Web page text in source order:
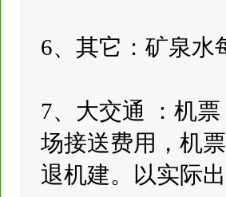
6、其它：矿泉水
7、大交通 ：机
场接送费用，机
退机建。以实际